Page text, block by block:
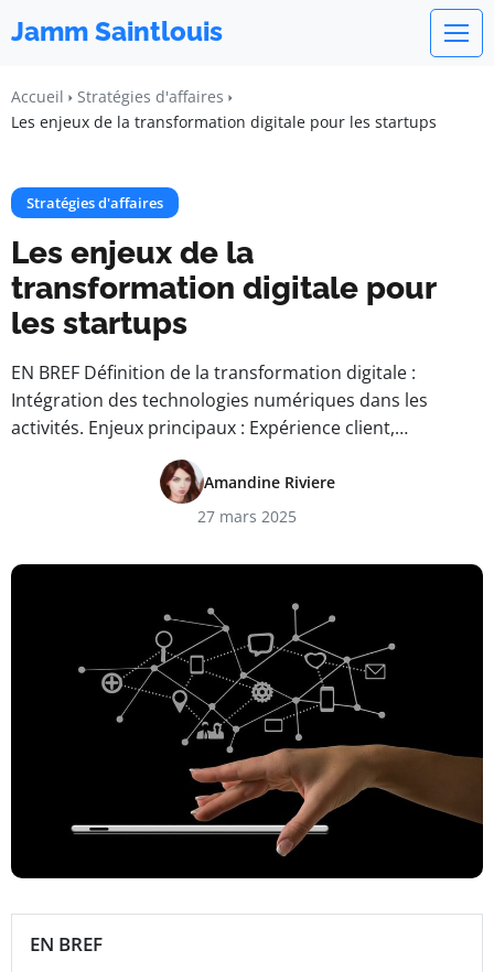
Jamm Saintlouis
Accueil
Stratégies d'affaires
Les enjeux de la transformation digitale pour les startups
Stratégies d'affaires
Les enjeux de la
transformation digitale pour
les startups
EN BREF Définition de la transformation digitale :
Intégration des technologies numériques dans les
activités. Enjeux principaux : Expérience client,…
Amandine Riviere
27 mars 2025
EN BREF